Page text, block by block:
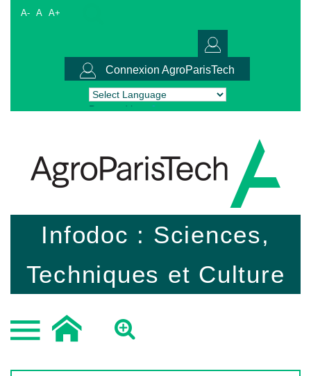
A- A A+
Connexion AgroParisTech
Powered by Translate
Infodoc : Sciences,
Techniques et Culture